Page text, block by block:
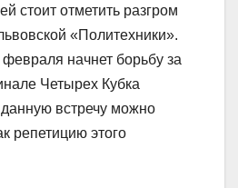
стоит отметить разгром
«Политехники».
начнет борьбу за
Четырех Кубка
данную встречу можно
репетицию этого